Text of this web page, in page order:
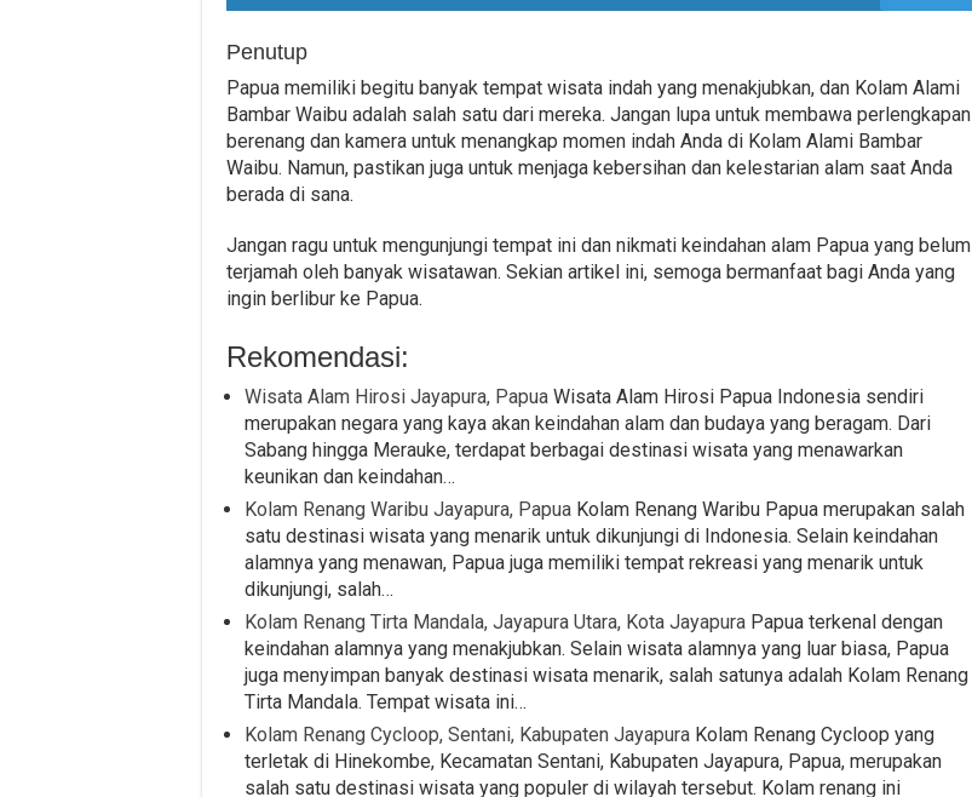
Penutup
Papua memiliki begitu banyak tempat wisata indah yang menakjubkan, dan Kolam Alami
Bambar Waibu adalah salah satu dari mereka. Jangan lupa untuk membawa perlengkapan
berenang dan kamera untuk menangkap momen indah Anda di Kolam Alami Bambar
Waibu. Namun, pastikan juga untuk menjaga kebersihan dan kelestarian alam saat Anda
berada di sana.
Jangan ragu untuk mengunjungi tempat ini dan nikmati keindahan alam Papua yang belum
terjamah oleh banyak wisatawan. Sekian artikel ini, semoga bermanfaat bagi Anda yang
ingin berlibur ke Papua.
Rekomendasi:
Wisata Alam Hirosi Jayapura, Papua Wisata Alam Hirosi Papua Indonesia sendiri
merupakan negara yang kaya akan keindahan alam dan budaya yang beragam. Dari
Sabang hingga Merauke, terdapat berbagai destinasi wisata yang menawarkan
keunikan dan keindahan…
Kolam Renang Waribu Jayapura, Papua Kolam Renang Waribu Papua merupakan salah
satu destinasi wisata yang menarik untuk dikunjungi di Indonesia. Selain keindahan
alamnya yang menawan, Papua juga memiliki tempat rekreasi yang menarik untuk
dikunjungi, salah…
Kolam Renang Tirta Mandala, Jayapura Utara, Kota Jayapura Papua terkenal dengan
keindahan alamnya yang menakjubkan. Selain wisata alamnya yang luar biasa, Papua
juga menyimpan banyak destinasi wisata menarik, salah satunya adalah Kolam Renang
Tirta Mandala. Tempat wisata ini…
Kolam Renang Cycloop, Sentani, Kabupaten Jayapura Kolam Renang Cycloop yang
terletak di Hinekombe, Kecamatan Sentani, Kabupaten Jayapura, Papua, merupakan
salah satu destinasi wisata yang populer di wilayah tersebut. Kolam renang ini